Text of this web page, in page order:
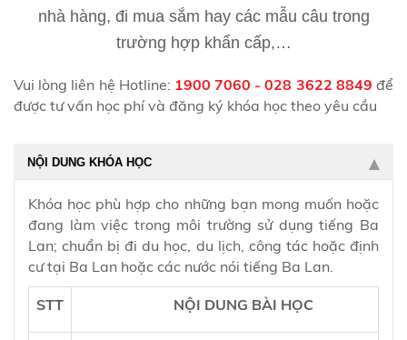
nhà hàng, đi mua sắm hay các mẫu câu trong
trường hợp khẩn cấp,…
Vui lòng liên hệ Hotline: 1900 7060 - 028 3622 8849 để
được tư vấn học phí và đăng ký khóa học theo yêu cầu
NỘI DUNG KHÓA HỌC
Khóa học phù hợp cho những bạn mong muốn hoặc
đang làm việc trong môi trường sử dụng tiếng Ba
Lan; chuẩn bị đi du học, du lịch, công tác hoặc định
cư tại Ba Lan hoặc các nước nói tiếng Ba Lan.
STT NỘI DUNG BÀI HỌC